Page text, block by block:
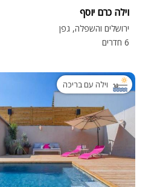
וילה כרם יוסף
ירושלים והשפלה, גפן
6 חדרים
וילה עם בריכה